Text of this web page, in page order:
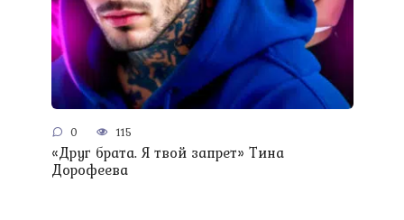
0 115
«Друг брата. Я твой запрет» Тина
Дорофеева